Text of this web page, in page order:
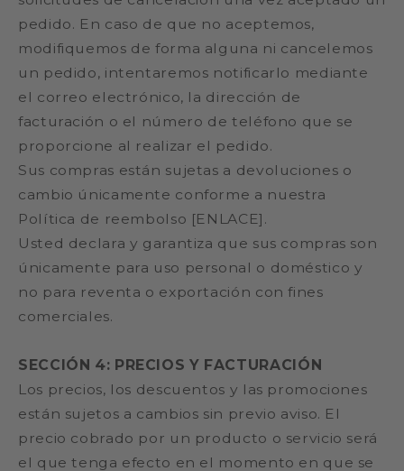
pedido. En caso de que no aceptemos,
modifiquemos de forma alguna ni cancelemos
un pedido, intentaremos notificarlo mediante
el correo electrónico, la dirección de
facturación o el número de teléfono que se
proporcione al realizar el pedido.
Sus compras están sujetas a devoluciones o
cambio únicamente conforme a nuestra
Política de reembolso [ENLACE].
Usted declara y garantiza que sus compras son
únicamente para uso personal o doméstico y
no para reventa o exportación con fines
comerciales.
SECCIÓN 4: PRECIOS Y FACTURACIÓN
Los precios, los descuentos y las promociones
están sujetos a cambios sin previo aviso. El
precio cobrado por un producto o servicio será
el que tenga efecto en el momento en que se